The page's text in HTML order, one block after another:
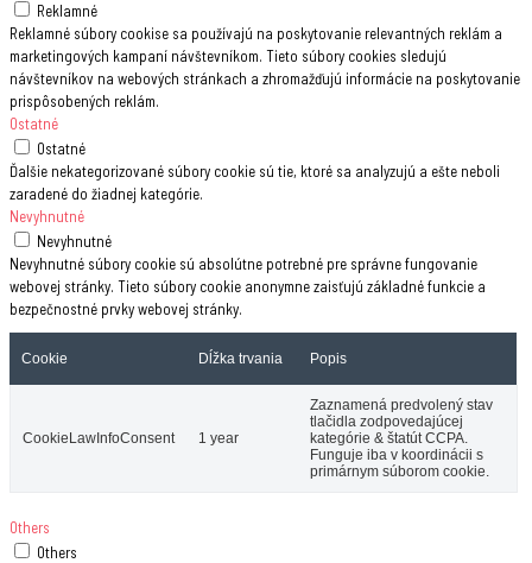
Reklamné
Reklamné súbory cookise sa používajú na poskytovanie relevantných reklám a
marketingových kampaní návštevníkom. Tieto súbory cookies sledujú
návštevníkov na webových stránkach a zhromažďujú informácie na poskytovanie
prispôsobených reklám.
Ostatné
Ostatné
Ďalšie nekategorizované súbory cookie sú tie, ktoré sa analyzujú a ešte neboli
zaradené do žiadnej kategórie.
Nevyhnutné
Nevyhnutné
Nevyhnutné súbory cookie sú absolútne potrebné pre správne fungovanie
webovej stránky. Tieto súbory cookie anonymne zaisťujú základné funkcie a
bezpečnostné prvky webovej stránky.
Cookie Dĺžka trvania Popis
CookieLawInfoConsent 1 year
Zaznamená predvolený stav
tlačidla zodpovedajúcej
kategórie & štatút CCPA.
Funguje iba v koordinácii s
primárnym súborom cookie.
Others
Others